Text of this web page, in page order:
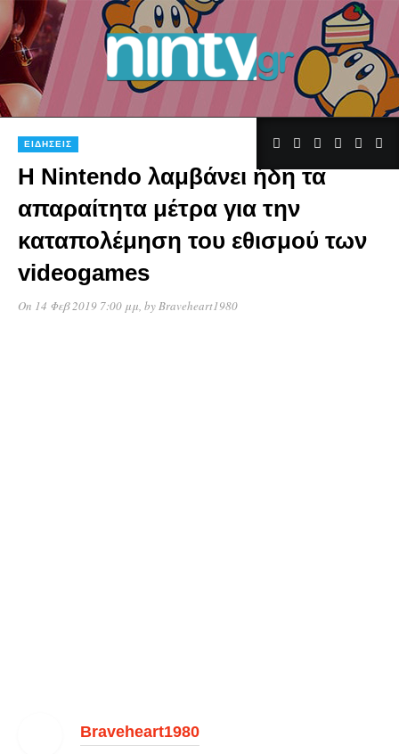
ΕΙΔΉΣΕΙΣ
Η Nintendo λαμβάνει ήδη τα
απαραίτητα μέτρα για την
καταπολέμηση του εθισμού των
videogames
On 14 Φεβ 2019 7:00 μμ, byBraveheart1980
Braveheart1980